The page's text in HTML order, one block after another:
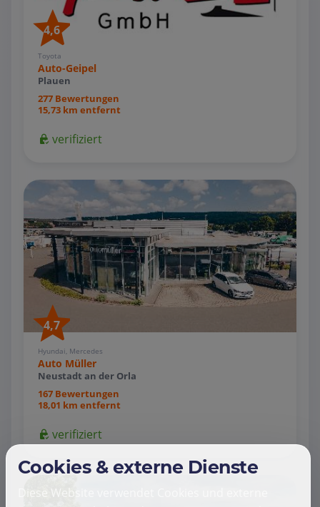
4,6
Toyota
Auto-Geipel
Plauen
277 Bewertungen
15,73 km entfernt
verifiziert
4,7
Hyundai, Mercedes
Auto Müller
Neustadt an der Orla
167 Bewertungen
18,01 km entfernt
verifiziert
Cookies & externe Dienste
Diese Website verwendet Cookies und externe